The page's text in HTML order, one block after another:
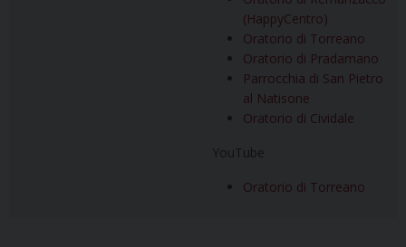
(HappyCentro)
Oratorio di Torreano
Oratorio di Pradamano
Parrocchia di San Pietro
al Natisone
Oratorio di Cividale
YouTube
Oratorio di Torreano